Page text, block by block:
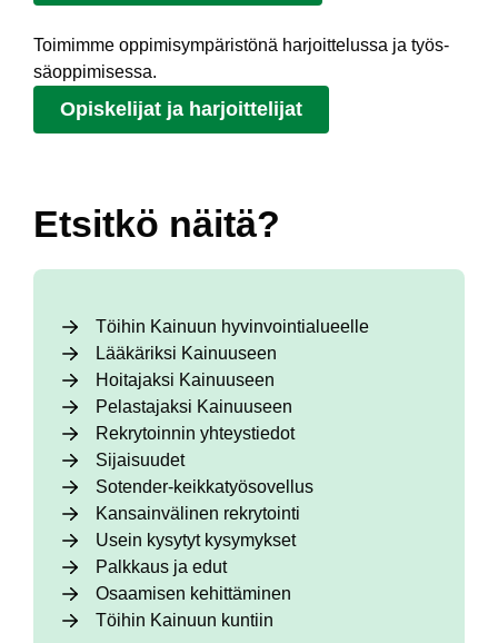
Toimimme op­pi­mi­sym­pä­ris­tö­nä har­joit­te­lus­sa ja työs­
säop­pi­mi­ses­sa.
Opiskelijat ja harjoittelijat
Etsitkö näitä?
Töihin Kainuun hyvinvointialueelle
Lääkäriksi Kainuuseen
Hoitajaksi Kainuuseen
Pelastajaksi Kainuuseen
Rekrytoinnin yhteystiedot
Sijaisuudet
Sotender-keikkatyösovellus
Kansainvälinen rekrytointi
Usein kysytyt kysymykset
Palkkaus ja edut
Osaamisen kehittäminen
Töihin Kainuun kuntiin